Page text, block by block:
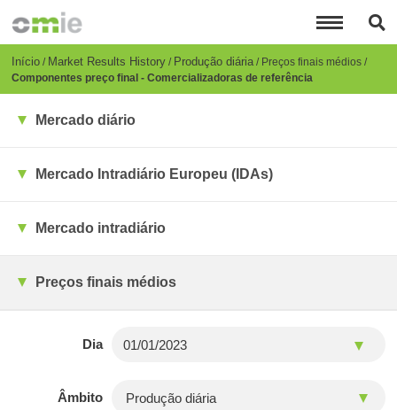
para
conteúdo
principal
Breadcrumb
Início Market Results History Produção diária Preços finais médios
Componentes preço final - Comercializadoras de referência
Mercado diário
Mercado Intradiário Europeu (IDAs)
Mercado intradiário
Preços finais médios
Dia
Âmbito